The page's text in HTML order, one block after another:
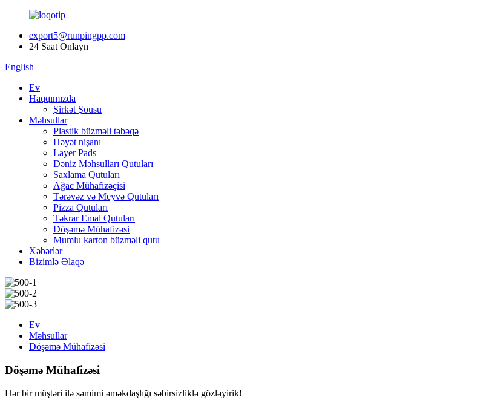
export5@runpingpp.com
24 Saat Onlayn
English
Ev
Haqqımızda
Şirkət Şousu
Məhsullar
Plastik büzməli təbəqə
Həyət nişanı
Layer Pads
Dəniz Məhsulları Qutuları
Saxlama Qutuları
Ağac Mühafizəçisi
Tərəvəz və Meyvə Qutuları
Pizza Qutuları
Təkrar Emal Qutuları
Döşəmə Mühafizəsi
Mumlu karton büzməli qutu
Xəbərlər
Bizimlə Əlaqə
Ev
Məhsullar
Döşəmə Mühafizəsi
Döşəmə Mühafizəsi
Hər bir müştəri ilə səmimi əməkdaşlığı səbirsizliklə gözləyirik!